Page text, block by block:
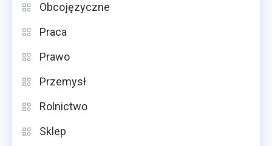
Obcojęzyczne
Praca
Prawo
Przemysł
Rolnictwo
Sklep